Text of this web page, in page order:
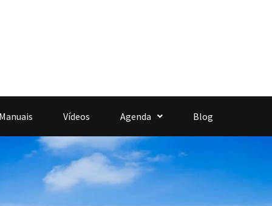
Vídeos Agenda Blog